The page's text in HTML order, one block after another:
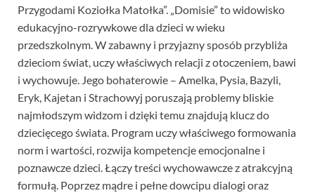
Przygodami Koziołka Matołka”. „Domisie” to widowisko
edukacyjno-rozrywkowe dla dzieci w wieku
przedszkolnym. W zabawny i przyjazny sposób przybliża
dzieciom świat, uczy właściwych relacji z otoczeniem, bawi
i wychowuje. Jego bohaterowie – Amelka, Pysia, Bazyli,
Eryk, Kajetan i Strachowyj poruszają problemy bliskie
najmłodszym widzom i dzięki temu znajdują klucz do
dziecięcego świata. Program uczy właściwego formowania
norm i wartości, rozwija kompetencje emocjonalne i
poznawcze dzieci. Łączy treści wychowawcze z atrakcyjną
formułą. Poprzez mądre i pełne dowcipu dialogi oraz